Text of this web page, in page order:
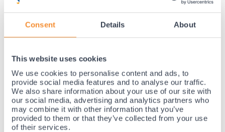
Consent Details About
This website uses cookies
We use cookies to personalise content and ads, to
provide social media features and to analyse our traffic.
We also share information about your use of our site with
our social media, advertising and analytics partners who
may combine it with other information that you’ve
provided to them or that they’ve collected from your use
of their services.
Nr.1 in Benelux en Duitsland!
Gratis retourneren en 14 dagen uitproberen!
Achteraf betalen mogelijk! Nergens goedkoper!